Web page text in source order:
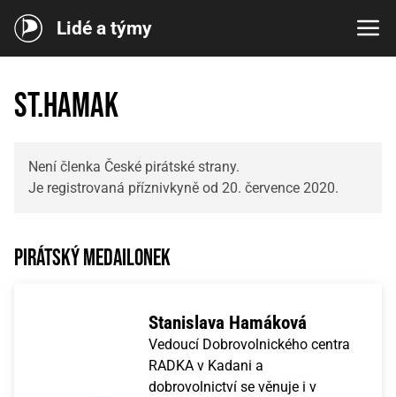
Lidé a týmy
st.hamak
Není členka České pirátské strany.
Je registrovaná příznivkyně od 20. července 2020.
Pirátský medailonek
Stanislava Hamáková
Vedoucí Dobrovolnického centra
RADKA v Kadani a
dobrovolnictví se věnuje i v